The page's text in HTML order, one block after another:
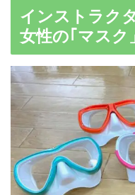
インストラク
女性の｢マスク